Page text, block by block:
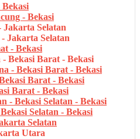
Bekasi
- Bekasi
Jakarta Selatan
Jakarta Selatan
- Bekasi
Bekasi Barat - Bekasi
- Bekasi Barat - Bekasi
Barat - Bekasi
Barat - Bekasi
- Bekasi Selatan - Bekasi
Selatan - Bekasi
Selatan
Utara